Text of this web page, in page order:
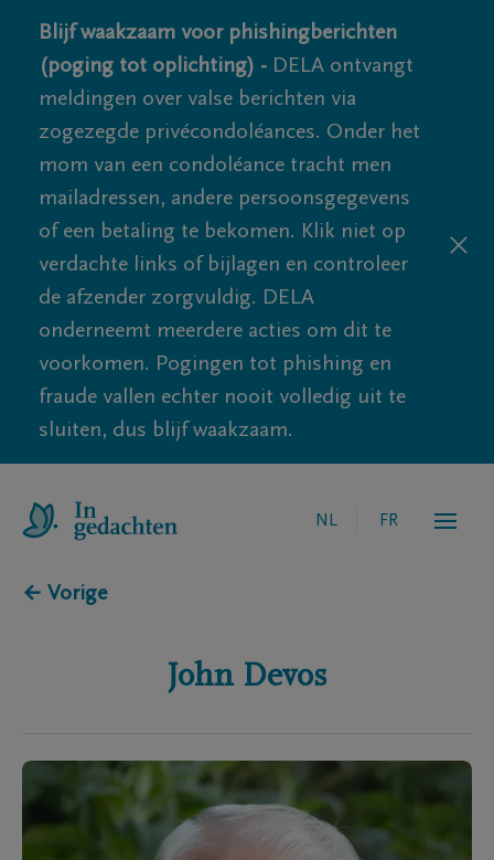
Blijf waakzaam voor phishingberichten
(poging tot oplichting) - DELA ontvangt
meldingen over valse berichten via
zogezegde privécondoléances. Onder het
mom van een condoléance tracht men
mailadressen, andere persoonsgegevens
of een betaling te bekomen. Klik niet op
verdachte links of bijlagen en controleer
de afzender zorgvuldig. DELA
onderneemt meerdere acties om dit te
voorkomen. Pogingen tot phishing en
fraude vallen echter nooit volledig uit te
sluiten, dus blijf waakzaam.
NL FR
← Vorige
John Devos